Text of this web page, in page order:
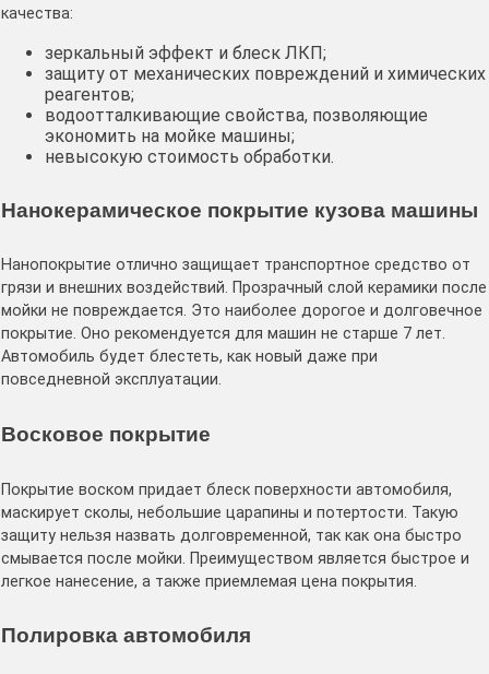
качества:
зеркальный эффект и блеск ЛКП;
защиту от механических повреждений и химических
реагентов;
водоотталкивающие свойства, позволяющие
экономить на мойке машины;
невысокую стоимость обработки.
Нанокерамическое покрытие кузова машины
Нанопокрытие отлично защищает транспортное средство от
грязи и внешних воздействий. Прозрачный слой керамики после
мойки не повреждается. Это наиболее дорогое и долговечное
покрытие. Оно рекомендуется для машин не старше 7 лет.
Автомобиль будет блестеть, как новый даже при
повседневной эксплуатации.
Восковое покрытие
Покрытие воском придает блеск поверхности автомобиля,
маскирует сколы, небольшие царапины и потертости. Такую
защиту нельзя назвать долговременной, так как она быстро
смывается после мойки. Преимуществом является быстрое и
легкое нанесение, а также приемлемая цена покрытия.
Полировка автомобиля